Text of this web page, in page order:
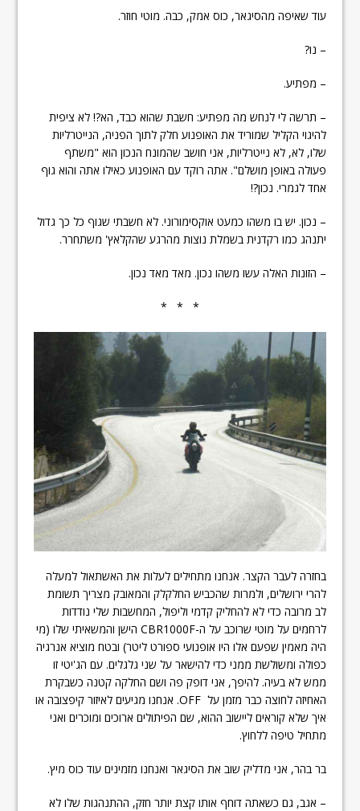
עוד שאיפה מהסיגאר, כוס אמק, כבה. מוטי חוזר.
– נו?
– מפתיע.
– תרשה לי לנחש מה מפתיע: חשבת שהוא כבד, הא?! לא ציפית
להיגוי הקליל שמוריד את האופנוע חלק לתוך הפניה, הנייטרליות
שלו, לא, לא נייטרליות, אני חושב שהמונח הנכון הוא "משתף
פעולה באופן מושלם". אתה רוקד עם האופנוע כאילו אתה והוא גוף
אחד לגמרי. נכון?!
– נכון. יש בו משהו כמעט אוקסימורוני. לא חשבתי שגוף כל כך גדול
יתנהג כמו רקדנית בשמלת נוצות מהרגע שהקלאץ' משתחרר.
– הזונות האלה עשו משהו נכון. מאד מאד נכון.
* * *
בחזרה לעבר הקצר. אנחנו מתחילים לעלות את האשתאול למעלה
להרי ירושלים, ולמרות שהכביש החלקלק והמאובק מצריך תשומת
לב מרובה כדי לא להחליק קדמי וליפול, המחשבות שלי נודדות
לרחמים על מוטי שרוכב על ה-CBR1000F הישן והמשאיתי שלו (מי
היה מאמין שפעם אלו היו אופנועי ספורט ליטר) ובטח מוציא אנרגיה
כפולה ומשולשת ממני כדי להישאר על שני גלגלים. עם הג'יטי זו
ממש לא בעיה. להיפך, אני דופק פה ושם החלקה קטנה כשבקרת
האחיזה לחוצה כבר מזמן על OFF. אנחנו מגיעים לאיזור קיפצובה או
איך שלא קוראים ליישוב ההוא, שם הפיתולים ארוכים ומוכרים ואני
מתחיל טיפה ללחוץ.
בר בהר, אני מדליק שוב את הסיגאר ואנחנו מזמינים עוד כוס מיץ.
– אגב, גם כשאתה דוחף אותו קצת יותר חזק, ההתנהגות שלו לא